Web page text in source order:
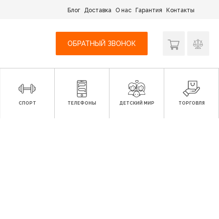
Блог Доставка О нас Гарантия Контакты
ОБРАТНЫЙ ЗВОНОК
СПОРТ ТЕЛЕФОНЫ ДЕТСКИЙ МИР ТОРГОВЛЯ